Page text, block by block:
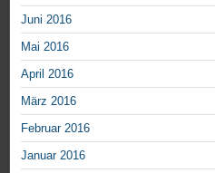
Juni 2016
Mai 2016
April 2016
März 2016
Februar 2016
Januar 2016